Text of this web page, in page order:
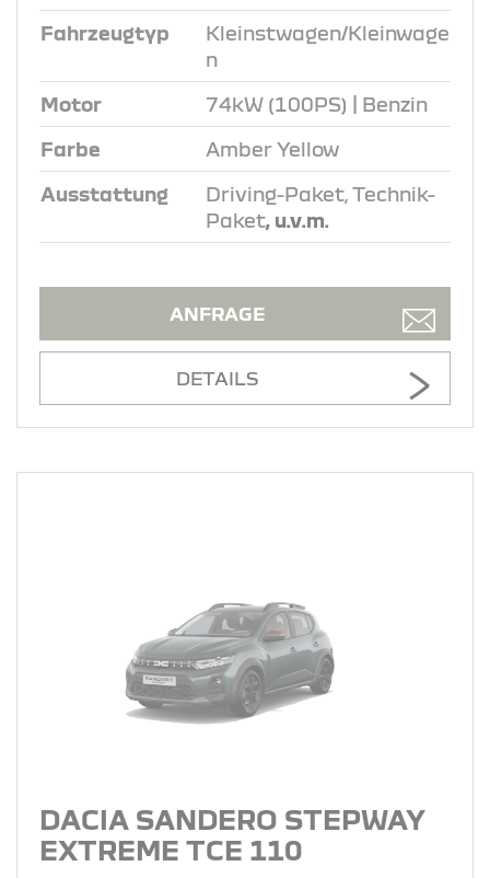
Fahrzeugtyp
Kleinstwagen/Kleinwage
n
Motor 74kW (100PS) | Benzin
Farbe Amber Yellow
Ausstattung
Driving-Paket, Technik-
Paket, u.v.m.
ANFRAGE
DETAILS
DACIA SANDERO STEPWAY
EXTREME TCE 110